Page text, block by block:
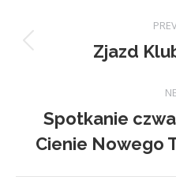
Zjazd
Spotkanie
Cienie Nowego